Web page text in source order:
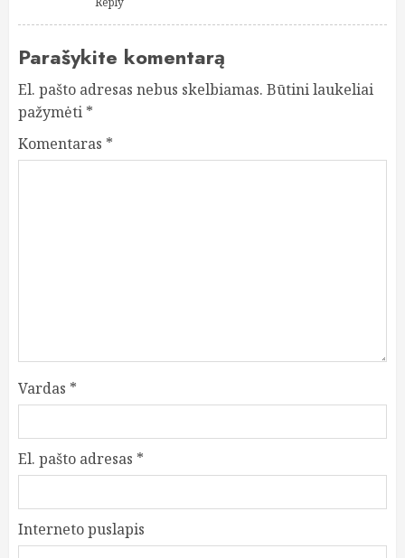
Parašykite komentarą
El. pašto adresas nebus skelbiamas. Būtini laukeliai
pažymėti *
Komentaras *
Vardas *
El. pašto adresas *
Interneto puslapis